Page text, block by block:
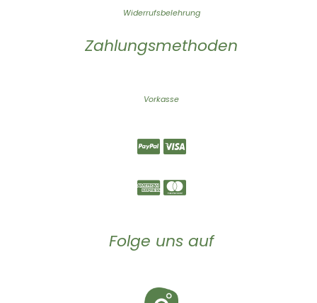
Widerrufsbelehrung
Zahlungsmethoden
Vorkasse
Folge uns auf